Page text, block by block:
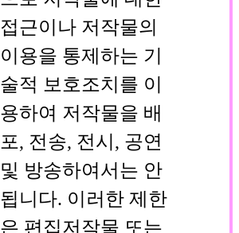
접근이나 저작물의
이용을 통제하는 기
술적 보호조치를 이
용하여 저작물을 배
포, 전송, 전시, 공연
및 방송하여서는 안
됩니다. 이러한 제한
은 편집저작물 또는